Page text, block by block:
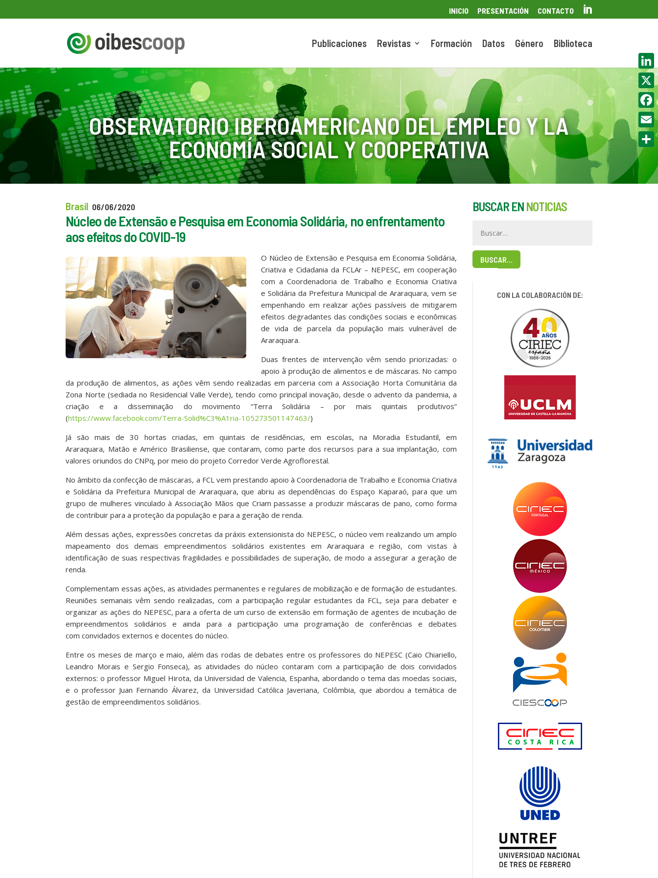
INICIO PRESENTACIÓN CONTACTO 
Publicaciones Revistas Formación Datos Género Biblioteca
OBSERVATORIO IBEROAMERICANO DEL EMPLEO Y LA
ECONOMÍA SOCIAL Y COOPERATIVA
Brasil 06/06/2020
Núcleo de Extensão e Pesquisa em Economia Solidária, no enfrentamento
aos efeitos do COVID-19
O Núcleo de Extensão e Pesquisa em Economia Solidária,
Criativa e Cidadania da FCLAr – NEPESC, em cooperação
com a Coordenadoria de Trabalho e Economia Criativa
e Solidária da Prefeitura Municipal de Araraquara, vem se
empenhando em realizar ações passíveis de mitigarem
efeitos degradantes das condições sociais e econômicas
de vida de parcela da população mais vulnerável de
Araraquara.
Duas frentes de intervenção vêm sendo priorizadas: o
apoio à produção de alimentos e de máscaras. No campo
da produção de alimentos, as ações vêm sendo realizadas em parceria com a Associação Horta Comunitária da
Zona Norte (sediada no Residencial Valle Verde), tendo como principal inovação, desde o advento da pandemia, a
criação e a disseminação do movimento “Terra Solidária – por mais quintais produtivos”
(https://www.facebook.com/Terra-Solid%C3%A1ria-105273501147463/)
Já são mais de 30 hortas criadas, em quintais de residências, em escolas, na Moradia Estudantil, em
Araraquara, Matão e Américo Brasiliense, que contaram, como parte dos recursos para a sua implantação, com
valores oriundos do CNPq, por meio do projeto Corredor Verde Agroflorestal.
No âmbito da confecção de máscaras, a FCL vem prestando apoio à Coordenadoria de Trabalho e Economia Criativa
e Solidária da Prefeitura Municipal de Araraquara, que abriu as dependências do Espaço Kaparaó, para que um
grupo de mulheres vinculado à Associação Mãos que Criam passasse a produzir máscaras de pano, como forma
de contribuir para a proteção da população e para a geração de renda.
Além dessas ações, expressões concretas da práxis extensionista do NEPESC, o núcleo vem realizando um amplo
mapeamento dos demais empreendimentos solidários existentes em Araraquara e região, com vistas à
identificação de suas respectivas fragilidades e possibilidades de superação, de modo a assegurar a geração de
renda.
Complementam essas ações, as atividades permanentes e regulares de mobilização e de formação de estudantes.
Reuniões semanais vêm sendo realizadas, com a participação regular estudantes da FCL, seja para debater e
organizar as ações do NEPESC, para a oferta de um curso de extensão em formação de agentes de incubação de
empreendimentos solidários e ainda para a participação uma programação de conferências e debates
com convidados externos e docentes do núcleo.
Entre os meses de março e maio, além das rodas de debates entre os professores do NEPESC (Caio Chiariello,
Leandro Morais e Sergio Fonseca), as atividades do núcleo contaram com a participação de dois convidados
externos: o professor Miguel Hirota, da Universidad de Valencia, Espanha, abordando o tema das moedas sociais,
e o professor Juan Fernando Álvarez, da Universidad Católica Javeriana, Colômbia, que abordou a temática de
gestão de empreendimentos solidários.
BUSCAR EN NOTICIAS
BUSCAR…
CON LA COLABORACIÓN DE:
X
Email